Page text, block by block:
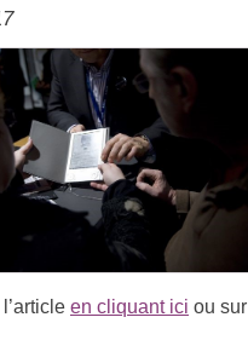
en cliquant ici ou sur